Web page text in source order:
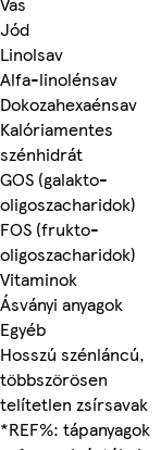
Jód
Linolsav
Alfa-linolénsav
Dokozahexaénsav
Kalóriamentes
szénhidrát
GOS (galakto-
oligoszacharidok)
FOS (frukto-
oligoszacharidok)
Vitaminok
Ásványi anyagok
Egyéb
Hosszú szénláncú,
többszörösen
telítetlen zsírsavak
*REF%: tápanyagok